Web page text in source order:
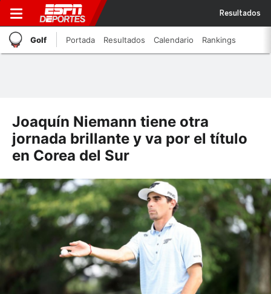
Resultados
Golf Portada Resultados Calendario Rankings
Joaquín Niemann tiene otra
jornada brillante y va por el título
en Corea del Sur